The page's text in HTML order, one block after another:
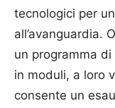
tecnologici per
all’avanguardia.
un programma
in moduli, a loro
consente un